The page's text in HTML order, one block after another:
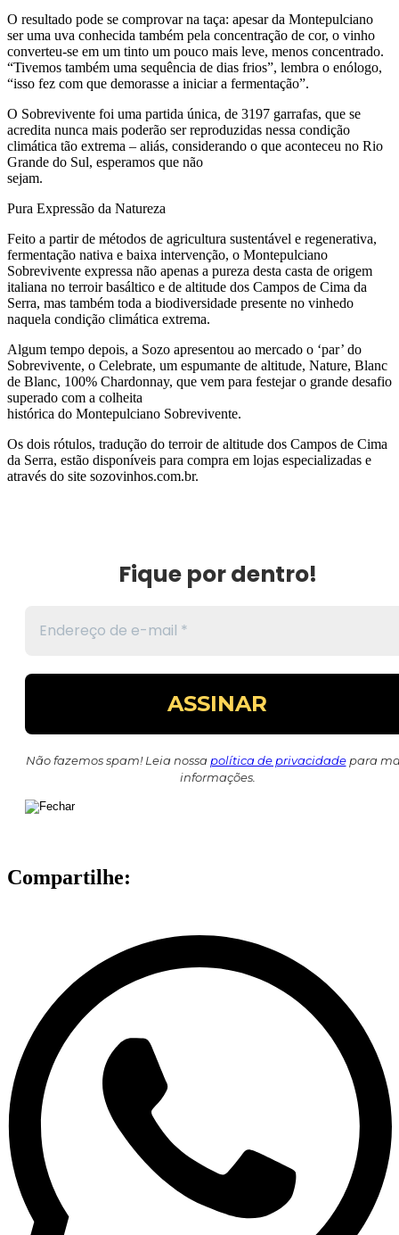
O resultado pode se comprovar na taça: apesar da Montepulciano
ser uma uva conhecida também pela concentração de cor, o vinho
converteu-se em um tinto um pouco mais leve, menos concentrado.
“Tivemos também uma sequência de dias frios”, lembra o enólogo,
“isso fez com que demorasse a iniciar a fermentação”.
O Sobrevivente foi uma partida única, de 3197 garrafas, que se
acredita nunca mais poderão ser reproduzidas nessa condição
climática tão extrema – aliás, considerando o que aconteceu no Rio
Grande do Sul, esperamos que não
sejam.
Pura Expressão da Natureza
Feito a partir de métodos de agricultura sustentável e regenerativa,
fermentação nativa e baixa intervenção, o Montepulciano
Sobrevivente expressa não apenas a pureza desta casta de origem
italiana no terroir basáltico e de altitude dos Campos de Cima da
Serra, mas também toda a biodiversidade presente no vinhedo
naquela condição climática extrema.
Algum tempo depois, a Sozo apresentou ao mercado o ‘par’ do
Sobrevivente, o Celebrate, um espumante de altitude, Nature, Blanc
de Blanc, 100% Chardonnay, que vem para festejar o grande desafio
superado com a colheita
histórica do Montepulciano Sobrevivente.
Os dois rótulos, tradução do terroir de altitude dos Campos de Cima
da Serra, estão disponíveis para compra em lojas especializadas e
através do site sozovinhos.com.br.
Fique por dentro!
Não fazemos spam! Leia nossapolítica de privacidadepara
informações.
Compartilhe: